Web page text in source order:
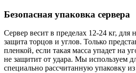
Безопасная упаковка сервера
Сервер весит в пределах 12-24 кг, для
защита торцов и углов. Только
пленкой, если такая масса упадет на
не защитит от удара. Мы используем
специально расcчитанную упаковку